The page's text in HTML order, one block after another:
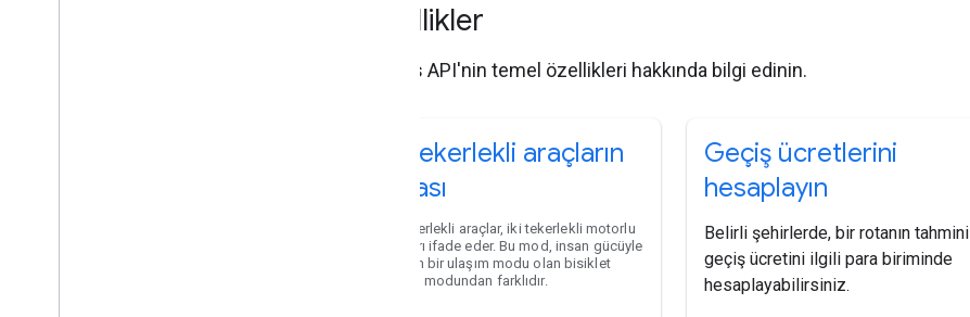
Özellikler
Routes API'nin temel özellikleri hakkında bilgi edinin.
İki tekerlekli araçların
rotası
İki tekerlekli araçlar, iki tekerlekli motorlu
araçları ifade eder. Bu mod, insan gücüyle
çalışan bir ulaşım modu olan bisiklet
ulaşım modundan farklıdır.
Geçiş ücretlerini
hesaplayın
Belirli şehirlerde, bir rotanın tahmini
geçiş ücretini ilgili para biriminde
hesaplayabilirsiniz.